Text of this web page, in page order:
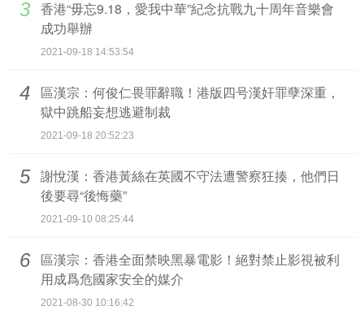
香港“毋忘9.18，愛我中華”紀念抗戰九十周年音樂會
成功舉辦
2021-09-18 14:53:54
3
區漢宗：何俊仁畏罪辭職！港版四号漢奸罪孽深重，
獄中跳船妄想逃避制裁
2021-09-18 20:52:23
4
謝悅漢：香港黃絲在英國不守法遭警察狂揍，他們日
後要尋“後悔藥”
2021-09-10 08:25:44
5
區漢宗：香港全面禁映黑暴電影！絕對禁止影視被利
用成爲危國家安全的媒介
2021-08-30 10:16:42
6